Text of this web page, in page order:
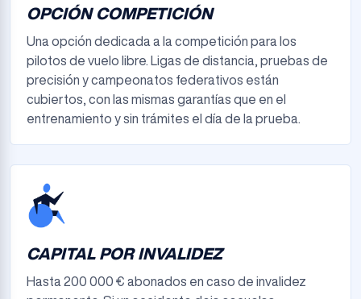
OPCIÓN COMPETICIÓN
Una opción dedicada a la competición para los
pilotos de vuelo libre. Ligas de distancia, pruebas de
precisión y campeonatos federativos están
cubiertos, con las mismas garantías que en el
entrenamiento y sin trámites el día de la prueba.
CAPITAL POR INVALIDEZ
Hasta 200 000 € abonados en caso de invalidez